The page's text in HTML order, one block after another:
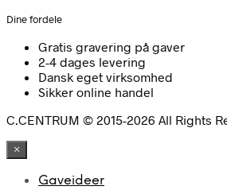
Dine fordele
Gratis gravering på gaver
2-4 dages levering
Dansk eget virksomhed
Sikker online handel
C.CENTRUM © 2015-2026 All Rights
×
Gaveideer